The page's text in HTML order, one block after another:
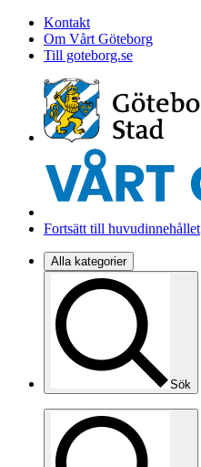
Kontakt
Om Vårt Göteborg
Till goteborg.se
Fortsätt till huvudinnehållet
Alla kategorier
Sök